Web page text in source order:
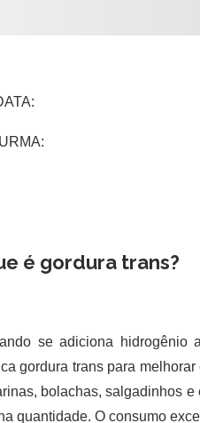
é gordura trans?
se adiciona hidrogênio
gordura trans para
bolachas, salgadinhos
quantidade. O consumo